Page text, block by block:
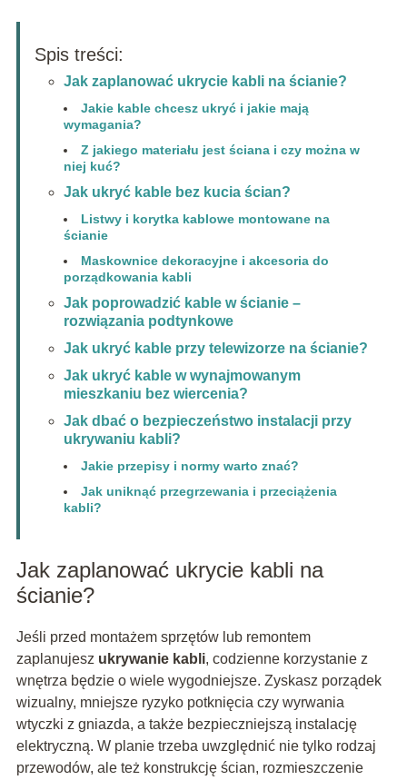
Spis treści:
Jak zaplanować ukrycie kabli na ścianie?
Jakie kable chcesz ukryć i jakie mają
wymagania?
Z jakiego materiału jest ściana i czy można w
niej kuć?
Jak ukryć kable bez kucia ścian?
Listwy i korytka kablowe montowane na
ścianie
Maskownice dekoracyjne i akcesoria do
porządkowania kabli
Jak poprowadzić kable w ścianie –
rozwiązania podtynkowe
Jak ukryć kable przy telewizorze na ścianie?
Jak ukryć kable w wynajmowanym
mieszkaniu bez wiercenia?
Jak dbać o bezpieczeństwo instalacji przy
ukrywaniu kabli?
Jakie przepisy i normy warto znać?
Jak uniknąć przegrzewania i przeciążenia
kabli?
Jak zaplanować ukrycie kabli na
ścianie?
Jeśli przed montażem sprzętów lub remontem
zaplanujesz ukrywanie kabli, codzienne korzystanie z
wnętrza będzie o wiele wygodniejsze. Zyskasz porządek
wizualny, mniejsze ryzyko potknięcia czy wyrwania
wtyczki z gniazda, a także bezpieczniejszą instalację
elektryczną. W planie trzeba uwzględnić nie tylko rodzaj
przewodów, ale też konstrukcję ścian, rozmieszczenie